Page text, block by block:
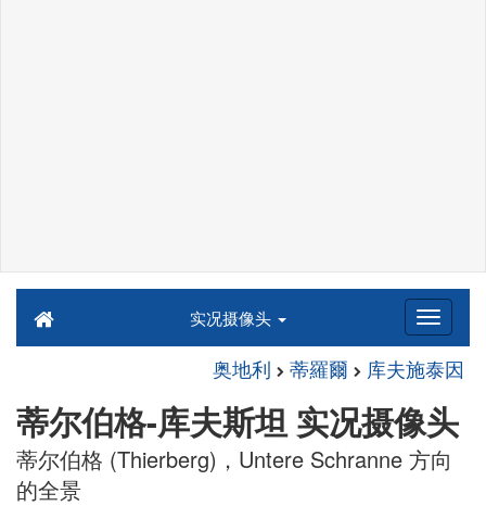
实况摄像头
奥地利 蒂羅爾 库夫施泰因
蒂尔伯格-库夫斯坦 实况摄像头
蒂尔伯格 (Thierberg)，Untere Schranne 方向
的全景